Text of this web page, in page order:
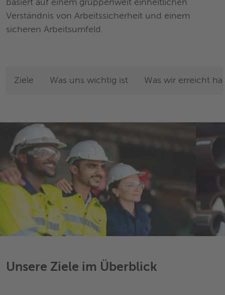
basiert auf einem gruppenweit einheitlichen
Verständnis von Arbeitssicherheit und einem
sicheren Arbeitsumfeld.
Ziele Was uns wichtig ist Was wir erreicht
Unsere Ziele im Überblick